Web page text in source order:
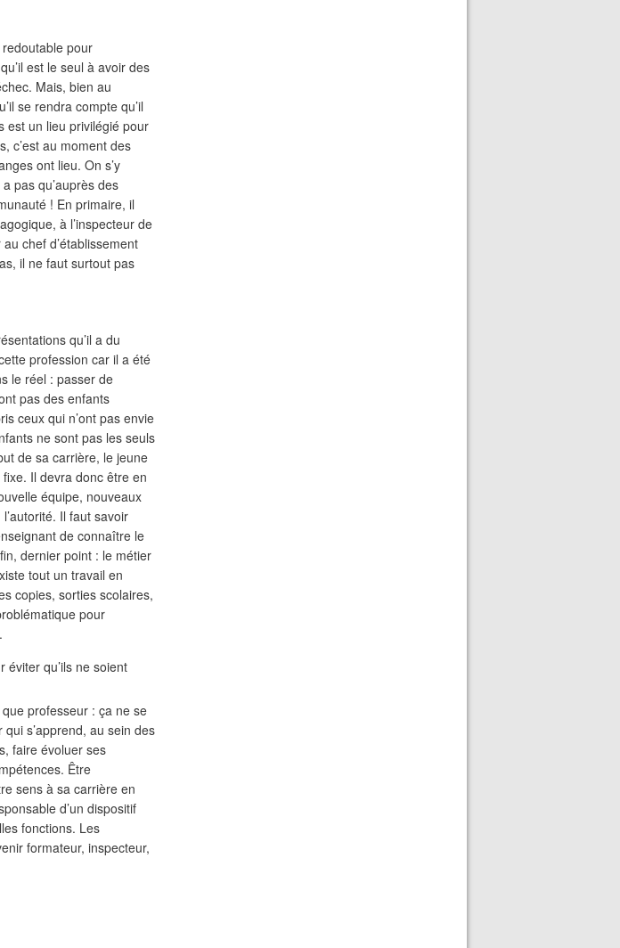
pour
est le seul à avoir des
Mais, bien au
se rendra compte qu’il
est un lieu privilégié pour
c’est au moment des
ont lieu. On s’y
pas qu’auprès des
! En primaire, il
à l’inspecteur de
chef d’établissement
il ne faut surtout pas
qu’il a du
profession car il a été
le réel : passer de
pas des enfants
ceux qui n’ont pas envie
ne sont pas les seuls
de sa carrière, le jeune
Il devra donc être en
équipe, nouveaux
Il faut savoir
de connaître le
dernier point : le métier
tout un travail en
copies, sorties scolaires,
pour
qu’ils ne soient
professeur : ça ne se
s’apprend, au sein des
faire évoluer ses
Être
sens à sa carrière en
d’un dispositif
fonctions. Les
formateur, inspecteur,